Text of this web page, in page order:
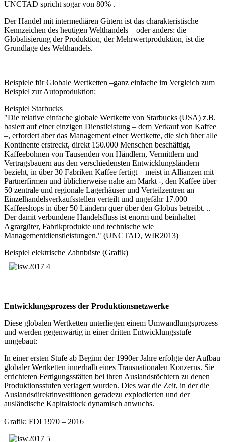
UNCTAD spricht sogar von 80% .
Der Handel mit intermediären Gütern ist das charakteristische
Kennzeichen des heutigen Welthandels – oder anders: die
Globalisierung der Produktion, der Mehrwertproduktion, ist die
Grundlage des Welthandels.
Beispiele für Globale Wertketten –ganz einfache im Vergleich zum
Beispiel zur Autoproduktion:
Beispiel Starbucks
"Die relative einfache globale Wertkette von Starbucks (USA) z.B.
basiert auf einer einzigen Dienstleistung – dem Verkauf von Kaffee
–, erfordert aber das Management einer Wertkette, die sich über alle
Kontinente erstreckt, direkt 150.000 Menschen beschäftigt,
Kaffeebohnen von Tausenden von Händlern, Vermittlern und
Vertragsbauern aus den verschiedensten Entwicklungsländern
bezieht, in über 30 Fabriken Kaffee fertigt – meist in Allianzen mit
Partnerfirmen und üblicherweise nahe am Markt -, den Kaffee über
50 zentrale und regionale Lagerhäuser und Verteilzentren an
Einzelhandelsverkaufsstellen verteilt und ungefähr 17.000
Kaffeeshops in über 50 Ländern quer über den Globus betreibt. ..
Der damit verbundene Handelsfluss ist enorm und beinhaltet
Agrargüter, Fabrikprodukte und technische wie
Managementdienstleistungen." (UNCTAD, WIR2013)
Beispiel elektrische Zahnbüste (Grafik)
Entwicklungsprozess der Produktionsnetzwerke
Diese globalen Wertketten unterliegen einem Umwandlungsprozess
und werden gegenwärtig in einer dritten Entwicklungsstufe
umgebaut:
In einer ersten Stufe ab Beginn der 1990er Jahre erfolgte der Aufbau
globaler Wertketten innerhalb eines Transnationalen Konzerns. Sie
errichteten Fertigungsstätten bei ihren Auslandstöchtern zu denen
Produktionsstufen verlagert wurden. Dies war die Zeit, in der die
Auslandsdirektinvestitionen geradezu explodierten und der
ausländische Kapitalstock dynamisch anwuchs.
Grafik: FDI 1970 – 2016